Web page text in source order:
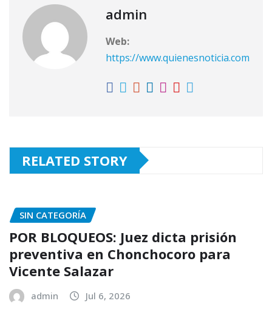
admin
Web:
https://www.quienesnoticia.com
RELATED STORY
SIN CATEGORÍA
POR BLOQUEOS: Juez dicta prisión
preventiva en Chonchocoro para
Vicente Salazar
admin Jul 6, 2026